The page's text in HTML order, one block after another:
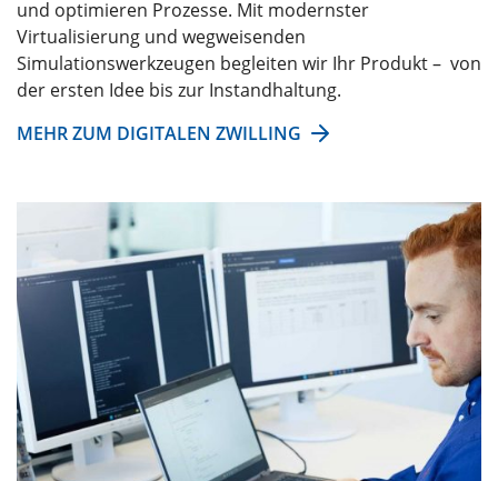
und optimieren Prozesse. Mit modernster
Virtualisierung und wegweisenden
Simulationswerkzeugen begleiten wir Ihr Produkt – von
der ersten Idee bis zur Instandhaltung.
MEHR ZUM DIGITALEN ZWILLING